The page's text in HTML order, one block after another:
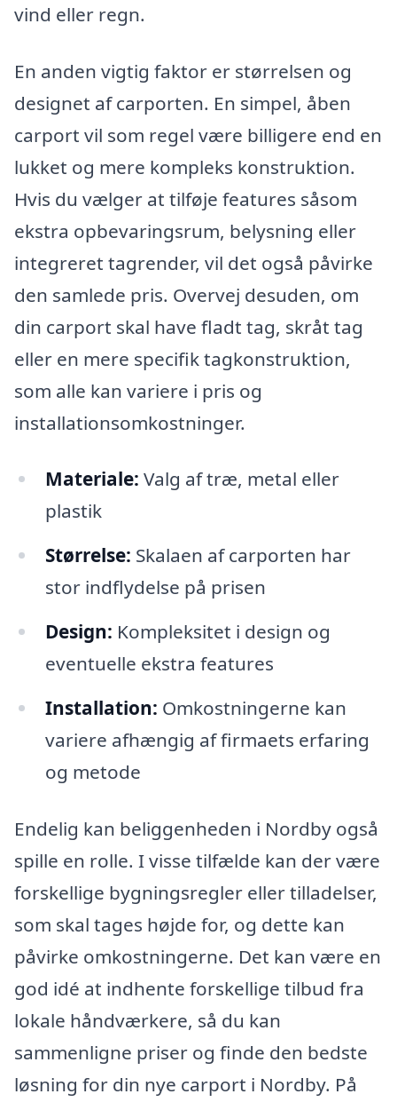
vind eller regn.
En anden vigtig faktor er størrelsen og
designet af carporten. En simpel, åben
carport vil som regel være billigere end en
lukket og mere kompleks konstruktion.
Hvis du vælger at tilføje features såsom
ekstra opbevaringsrum, belysning eller
integreret tagrender, vil det også påvirke
den samlede pris. Overvej desuden, om
din carport skal have fladt tag, skråt tag
eller en mere specifik tagkonstruktion,
som alle kan variere i pris og
installationsomkostninger.
Materiale: Valg af træ, metal eller
plastik
Størrelse: Skalaen af carporten har
stor indflydelse på prisen
Design: Kompleksitet i design og
eventuelle ekstra features
Installation: Omkostningerne kan
variere afhængig af firmaets erfaring
og metode
Endelig kan beliggenheden i Nordby også
spille en rolle. I visse tilfælde kan der være
forskellige bygningsregler eller tilladelser,
som skal tages højde for, og dette kan
påvirke omkostningerne. Det kan være en
god idé at indhente forskellige tilbud fra
lokale håndværkere, så du kan
sammenligne priser og finde den bedste
løsning for din nye carport i Nordby. På